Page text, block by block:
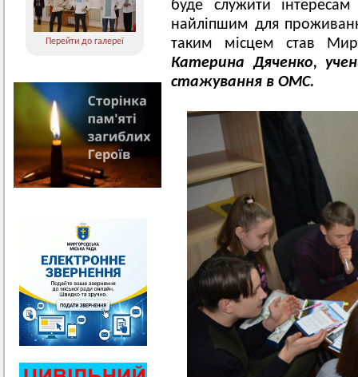
Перейти до галереї
буде служити
найліпшим для
таким місцем став
Катерина Дяченко,
стажування в ОМС.